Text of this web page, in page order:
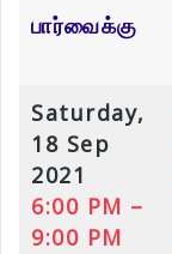
பார்வைக்கு
Saturday,
18 Sep
2021
6:00 PM –
9:00 PM